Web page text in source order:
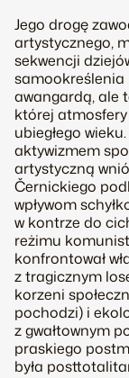
Jego drogę
artystycznego,
sekwencji
samookreślenia
awangardą, ale
której
ubiegłego
aktywizmem
artystyczną
Černickiego
wpływom
w kontrze do
reżimu
konfrontował
z tragicznym
korzeni
pochodzi) i
z gwałtownym
praskiego
była